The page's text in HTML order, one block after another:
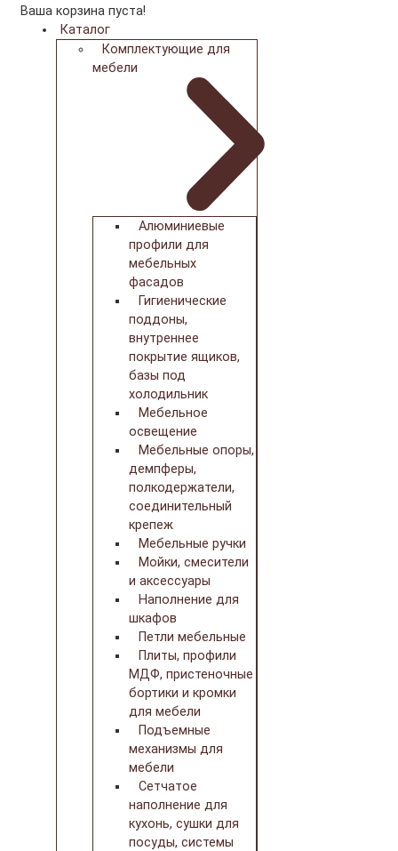
Ваша корзина пуста!
Каталог
Комплектующие для
мебели
Алюминиевые
профили для
мебельных
фасадов
Гигиенические
поддоны,
внутреннее
покрытие ящиков,
базы под
холодильник
Мебельное
освещение
Мебельные опоры,
демпферы,
полкодержатели,
соединительный
крепеж
Мебельные ручки
Мойки, смесители
и аксессуары
Наполнение для
шкафов
Петли мебельные
Плиты, профили
МДФ, пристеночные
бортики и кромки
для мебели
Подъемные
механизмы для
мебели
Сетчатое
наполнение для
кухонь, сушки для
посуды, системы